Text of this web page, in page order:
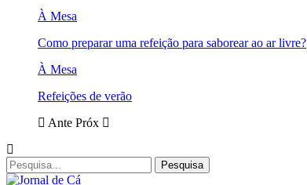
À Mesa
Como preparar uma refeição para saborear ao ar livre?
À Mesa
Refeições de verão
Ante Próx